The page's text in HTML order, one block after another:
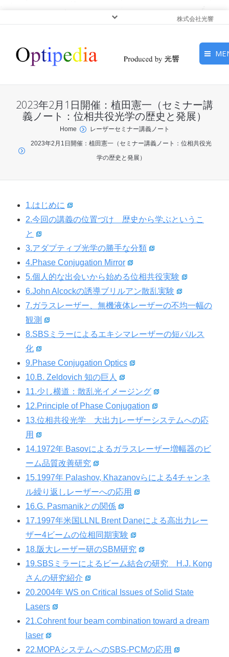
株式会社光響
ピックアップ
光応用・アプリケーショ
2023年2月1日開催：植田憲一（セミナー講
義ノート：位相共役光学の歴史と発展）
You are here:Home
レーザーセミナー講義ノート
2023年2月1日開催：植田憲一（セミナー講義ノート：位相共役光
学の歴史と発展）
1.はじめに
2.今回の講義の位置づけ 歴史から学ぶというこ
と
3.アダプティブ光学の勝手な分類
4.Phase Conjugation Mirror
5.個人的な出会いから始める位相共役実験
6.John Alcockの誘導ブリルアン散乱実験
7.ガラスレーザー、無機液体レーザーの不均一幅の
観測
8.SBSミラーによるエキシマレーザーの短パルス
化
9.Phase Conjugation Optics
10.B. Zeldovich 知の巨人
11.少し横道：散乱光イメージング
12.Principle of Phase Conjugation
13.位相共役光学 大出力レーザーシステムへの応
用
14.1972年 Basovによるガラスレーザー増幅器のビ
ーム品質改善研究
15.1997年 Palashov, Khazanovらによる4チャンネ
ル繰り返しレーザーへの応用
16.G. Pasmanikとの関係
17.1997年米国LLNL Brent Daneによる高出力レー
ザー4ビームの位相同期実験
18.阪大レーザー研のSBM研究
19.SBSミラーによるビーム結合の研究 H.J. Kong
さんの研究紹介
20.2004年 WS on Critical Issues of Solid State
Lasers
21.Cohrent four beam combination toward a dream
laser
22.MOPAシステムへのSBS-PCMの応用